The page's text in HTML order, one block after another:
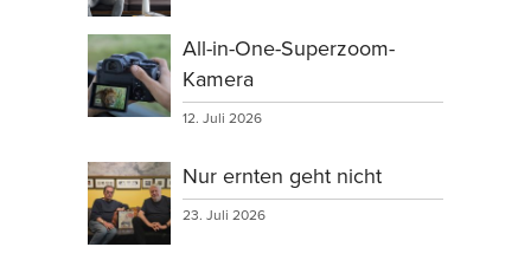
All-in-One-Superzoom-
Kamera
12. Juli 2026
Nur ernten geht nicht
23. Juli 2026